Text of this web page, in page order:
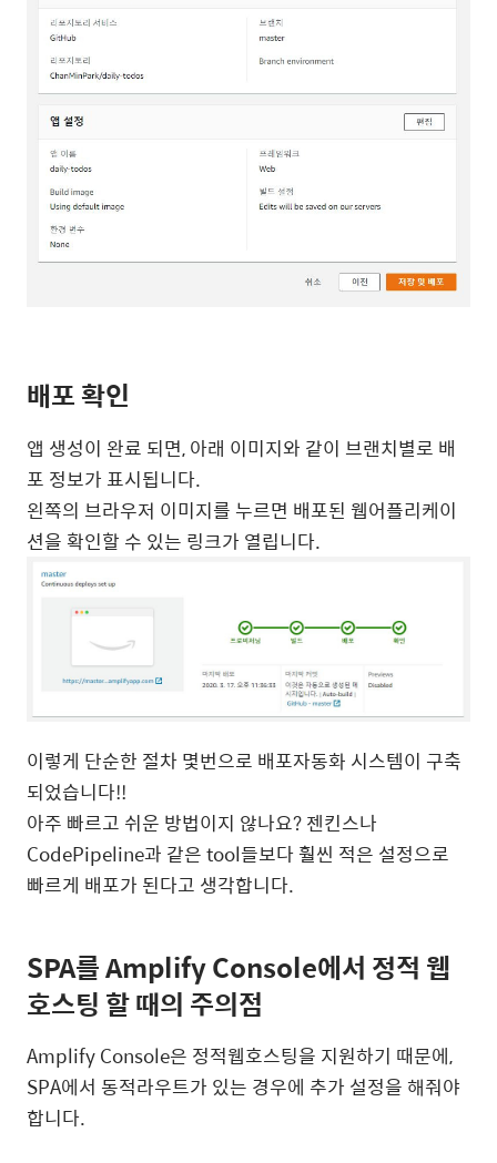
배포 확인
앱 생성이 완료 되면, 아래 이미지와 같이 브랜치별로 배
포 정보가 표시됩니다.
왼쪽의 브라우저 이미지를 누르면 배포된 웹어플리케이
션을 확인할 수 있는 링크가 열립니다.
이렇게 단순한 절차 몇번으로 배포자동화 시스템이 구축
되었습니다!!
아주 빠르고 쉬운 방법이지 않나요? 젠킨스나
CodePipeline과 같은 tool들보다 훨씬 적은 설정으로
빠르게 배포가 된다고 생각합니다.
SPA를 Amplify Console에서 정적 웹
호스팅 할 때의 주의점
Amplify Console은 정적웹호스팅을 지원하기 때문에,
SPA에서 동적라우트가 있는 경우에 추가 설정을 해줘야
합니다.